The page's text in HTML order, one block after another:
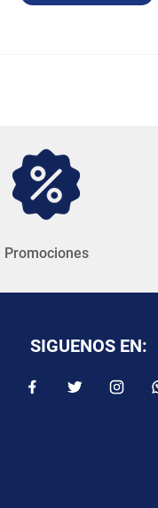
Promociones
SIGUENOS EN: